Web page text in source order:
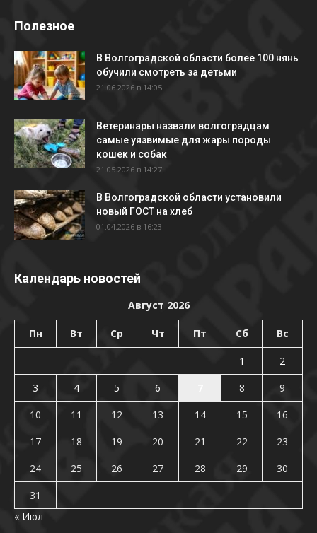
Полезное
В Волгоградской области более 100 нянь
обучили смотреть за детьми
21.06.2026 в 14:05
Ветеринары назвали волгоградцам
самые уязвимые для жары породы
кошек и собак
21.05.2026 в 14:27
В Волгоградской области установили
новый ГОСТ на хлеб
01.04.2026 в 16:23
Календарь новостей
Август 2026
Пн Вт Ср Чт Пт Сб Вс
1
2
3
4 5 6 8
9
10
11 12 13 14 15
16
17
18 19 20 21 22
23
24
25 26 27 28 29
30
31
« Июл